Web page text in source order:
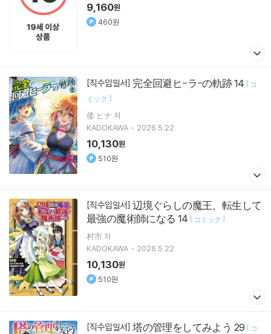
9,160원
460원
[직수입일서] 完全回避ヒ-ラ-の軌跡 14 [ コ
ミック ]
倭 ヒナ 저
KADOKAWA
2026.5.22.
10,130원
510원
[직수입일서] 辺境ぐらしの魔王、転生して
最強の魔術師になる 14 [ コミック ]
村市 저
KADOKAWA
2026.5.22.
10,130원
510원
[직수입일서] 塔の管理をしてみよう 29 [ コ